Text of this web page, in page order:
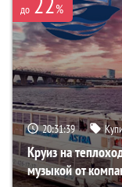
до %
20:31:37
Круиз на
музыкой от